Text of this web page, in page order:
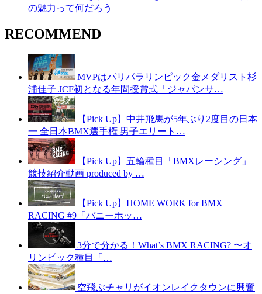
の魅力って何だろう
RECOMMEND
MVPはパリパラリンピック金メダリスト杉
浦佳子 JCF初となる年間授賞式「ジャパンサ…
【Pick Up】中井飛馬が5年ぶり2度目の日本
一 全日本BMX選手権 男子エリート…
【Pick Up】五輪種目「BMXレーシング」
競技紹介動画 produced by …
【Pick Up】HOME WORK for BMX
RACING #9「バニーホッ…
3分で分かる！What’s BMX RACING? 〜オ
リンピック種目「…
空飛ぶチャリがイオンレイクタウンに興奮